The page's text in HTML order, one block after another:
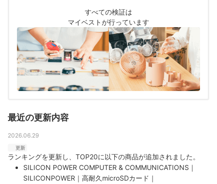
ストに取り組んだりしてきた。「ユーザーにとってベス
トな選択体験を提供する」ことを心がけて、コンテンツ
制作を行っている。
久我和真のプロフィール
すべての検証は
マイベストが行っています
最近の更新内容
2026.06.29
更新
ランキングを更新し、TOP20に以下の商品が追加されました。
SILICON POWER COMPUTER & COMMUNICATIONS｜
SILICONPOWER｜高耐久microSDカード｜